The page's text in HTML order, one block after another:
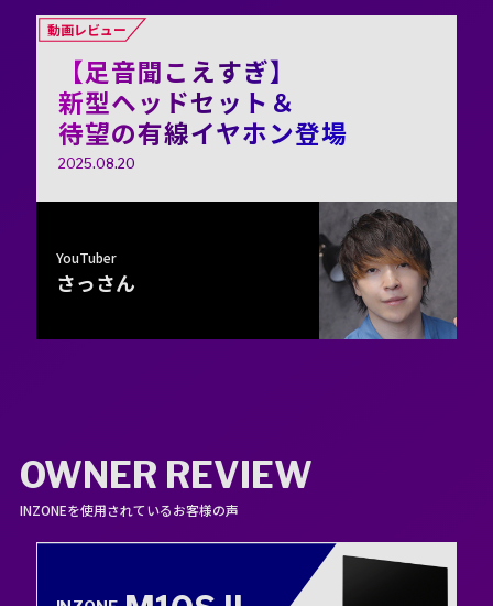
動画レビュー
【足音聞こえすぎ】
新型ヘッドセット＆
待望の有線イヤホン登場
2025.08.20
YouTuber
さっさん
OWNER REVIEW
INZONEを使用されているお客様の声